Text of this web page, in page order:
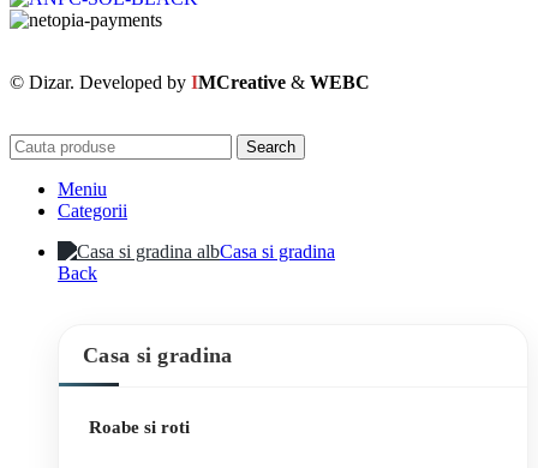
© Dizar. Developed by IMCreative & WEBC
Search
Meniu
Categorii
Casa si gradina
Back
Casa si gradina
Roabe si roti